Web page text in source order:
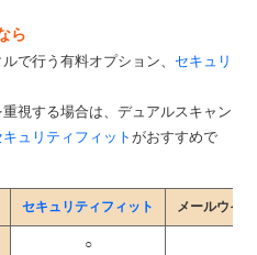
ら
で行う有料オプション、 セキュリ
視する場合は、デュアルスキャン
キュリティフィットがおすすめで
セキュリティフィット メールウイ
○